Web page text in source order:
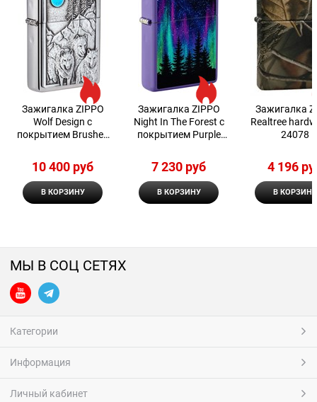
Зажигалка ZIPPO
Wolf Design с
покрытием Brushed
10 400 руб
В КОРЗИНУ
Зажигалка ZIPPO
Night In The Forest с
покрытием Purple
7 230 руб
В КОРЗИНУ
Зажигалка
Realtree
24078
4 196
В КОРЗИНУ
МЫ В СОЦ СЕТЯХ
Категории
Информация
Личный кабинет